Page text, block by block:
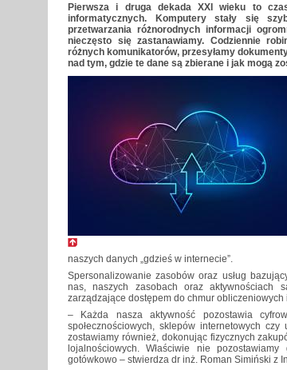
Pierwsza i druga dekada XXI wieku to
informatycznych. Komputery stały się
przetwarzania różnorodnych informacji
nieczęsto się zastanawiamy. Codziennie
różnych komunikatorów, przesyłamy
nad tym, gdzie te dane są zbierane i jak mogą
naszych danych „gdzieś w internecie”.
Spersonalizowanie zasobów oraz usług
nas, naszych zasobach oraz aktywnościach
zarządzające dostępem do chmur
– Każda nasza aktywność pozostawia
społecznościowych, sklepów internetowych
zostawiamy również, dokonując fizycznych
lojalnościowych. Właściwie nie
gotówkowo – stwierdza dr inż. Roman Simiński z